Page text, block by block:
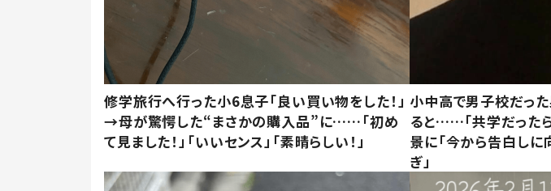
修学旅行へ行った小6息子「良い買い物をした！」
→母が驚愕した“まさかの購入品”に……「初め
て見ました！」「いいセンス」「素晴らしい！」
小中高で男子校だっ
ると……「共学だった
景に「今から告白しに
ぎ」